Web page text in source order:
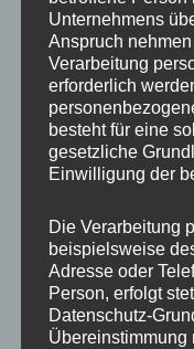
Unternehmens
Anspruch
Verarbeitung
erforderlich
besteht für eine
gesetzliche
Einwilligung der
Die Verarbeitung
beispielsweise
Adresse oder
Person, erfolgt
Datenschutz-
Übereinstimmung